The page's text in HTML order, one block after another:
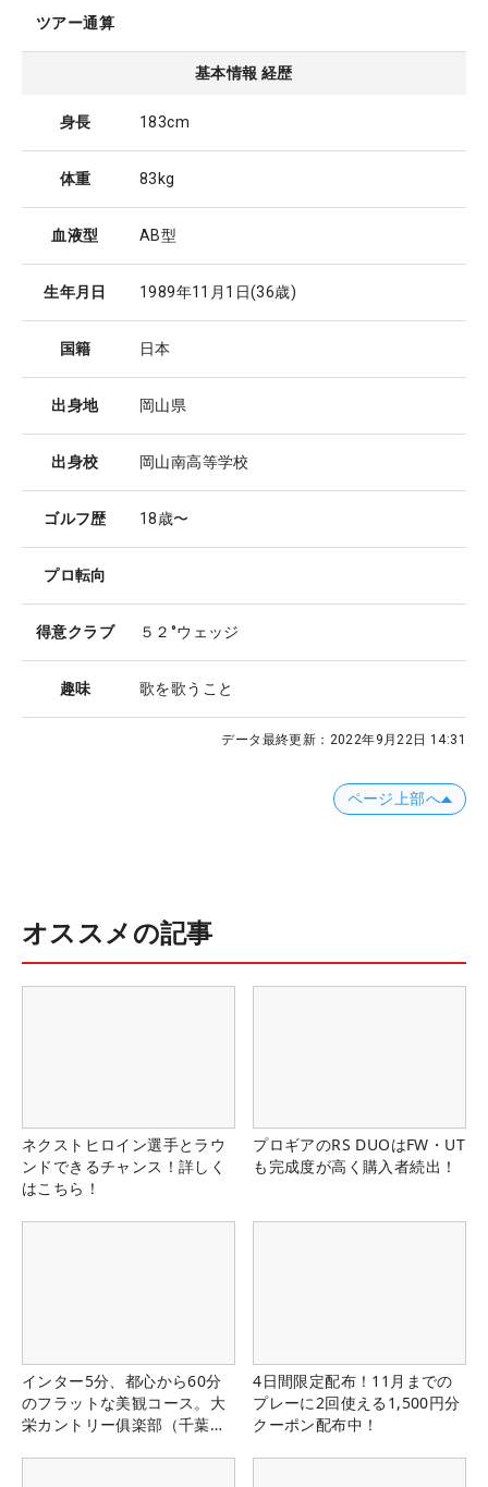
ツアー通算
基本情報 経歴
身長 183cm
体重 83kg
血液型 AB型
生年月日 1989年11月1日(36歳)
国籍 日本
出身地 岡山県
出身校 岡山南高等学校
ゴルフ歴 18歳〜
プロ転向
得意クラブ ５２°ウェッジ
趣味 歌を歌うこと
データ最終更新： 2022年9月22日 14:31
ページ上部へ
オススメの記事
ネクストヒロイン選手とラウ
ンドできるチャンス！詳しく
はこちら！
プロギアのRS DUOはFW・UT
も完成度が高く購入者続出！
インター5分、都心から60分
のフラットな美観コース。大
栄カントリー俱楽部（千葉
4日間限定配布！11月までの
プレーに2回使える1,500円分
クーポン配布中！